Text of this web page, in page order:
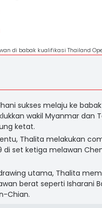
di babak kualifikasi Thailand
sukses melaju ke
wakil Myanmar dan
ketat.
Thalita melakukan
di set ketiga melawan
utama, Thalita
berat seperti Isharani
Chian.